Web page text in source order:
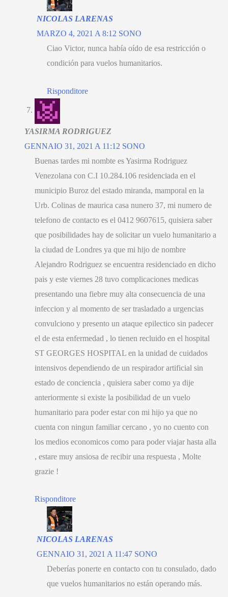
NICOLAS LARENAS
MARZO 4, 2021 A 8:12 SONO
Ciao Victor, nunca había oído de esa restricción o
condición para vuelos humanitarios.
Risponditore
YASIRMA RODRIGUEZ
GENNAIO 31, 2021 A 11:12 SONO
Buenas tardes mi nombte es Yasirma Rodriguez
Venezolana con C.I 10.284.106 residenciada en el
municipio Buroz del estado miranda, mamporal en la
Urb. Colinas de maurica casa nunero 37, mi numero de
telefono de contacto es el 0412 9607615, quisiera saber
que posibilidades hay de solicitar un vuelo humanitario a
la ciudad de Londres ya que mi hijo de nombre
Alejandro Rodriguez se encuentra residenciado en dicho
pais y este viernes 28 tuvo complicaciones medicas
presentando una fiebre muy alta consecuencia de una
infeccion y al momento de ser trasladado a urgencias
convulciono y presento un ataque epilectico sin padecer
el de esta enfermedad , lo tienen recluido en el hospital
ST GEORGES HOSPITAL en la unidad de cuidados
intensivos dependiendo de un respirador artificial sin
estado de conciencia , quisiera saber como ya dije
anteriormente si existe la posibilidad de un vuelo
humanitario para poder estar con mi hijo ya que no
cuenta con ningun familiar cercano , yo no cuento con
los medios economicos como para poder viajar hasta alla
, estare muy ansiosa de recibir una respuesta , Molte
grazie !
Risponditore
NICOLAS LARENAS
GENNAIO 31, 2021 A 11:47 SONO
Deberías ponerte en contacto con tu consulado, dado
que vuelos humanitarios no están operando más.